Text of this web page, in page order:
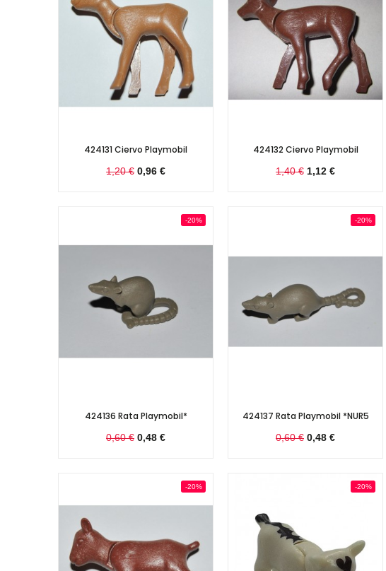
424131 Ciervo Playmobil
1,20 € 0,96 €
424132 Ciervo Playmobil
1,40 € 1,12 €
-20%
424136 Rata Playmobil*
0,60 € 0,48 €
-20%
424137 Rata Playmobil *NUR5
0,60 € 0,48 €
-20% -20%